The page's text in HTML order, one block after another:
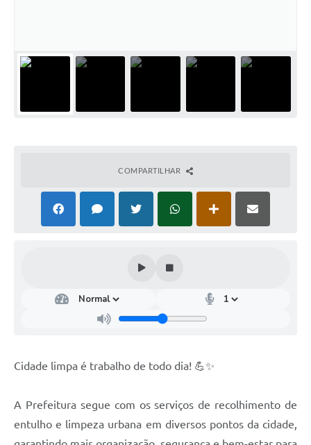
COMPARTILHAR
Cidade limpa é trabalho de todo dia! 💪✨
A Prefeitura segue com os serviços de recolhimento de
entulho e limpeza urbana em diversos pontos da cidade,